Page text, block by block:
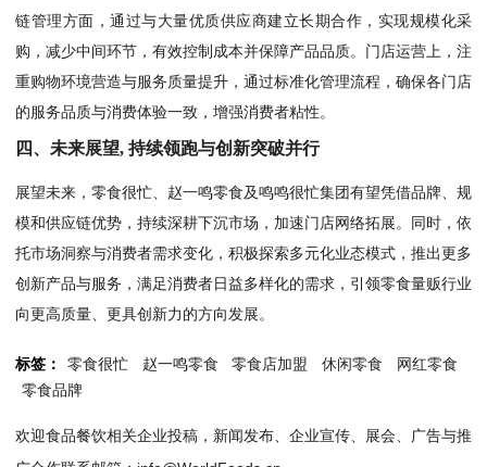
链管理方面，通过与大量优质供应商建立长期合作，实现规模化采
购，减少中间环节，有效控制成本并保障产品品质。门店运营上，注
重购物环境营造与服务质量提升，通过标准化管理流程，确保各门店
的服务品质与消费体验一致，增强消费者粘性。
四、未来展望, 持续领跑与创新突破并行
展望未来，零食很忙、赵一鸣零食及鸣鸣很忙集团有望凭借品牌、规
模和供应链优势，持续深耕下沉市场，加速门店网络拓展。同时，依
托市场洞察与消费者需求变化，积极探索多元化业态模式，推出更多
创新产品与服务，满足消费者日益多样化的需求，引领零食量贩行业
向更高质量、更具创新力的方向发展。
标签： 零食很忙 赵一鸣零食 零食店加盟 休闲零食
网红零食
零食品牌
欢迎食品餐饮相关企业投稿，新闻发布、企业宣传、展会、广告与推